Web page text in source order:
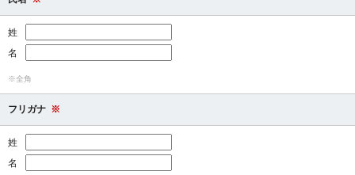
姓
名
※全角
フリガナ ※
姓
名